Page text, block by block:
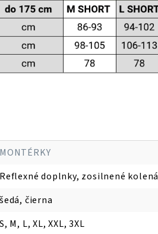
MONTÉRKY
Reflexné doplnky, zosilnené kolená
šedá, čierna
S, M, L, XL, XXL, 3XL